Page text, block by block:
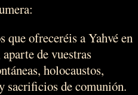
que ofreceréis a Yahvé en
de vuestras
holocaustos,
sacrificios de comunión.